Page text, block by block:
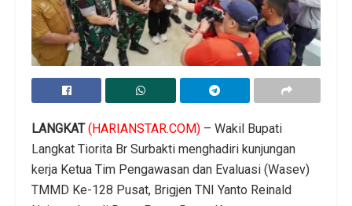
LANGKAT(HARIANSTAR.COM) – Wakil Bupati
Langkat Tiorita Br Surbakti menghadiri kunjungan
kerja Ketua Tim Pengawasan dan Evaluasi (Wasev)
TMMD Ke-128 Pusat, Brigjen TNI Yanto Reinald